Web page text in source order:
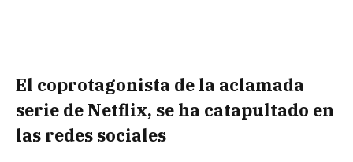
El coprotagonista de la aclamada
serie de Netflix, se ha catapultado en
las redes sociales